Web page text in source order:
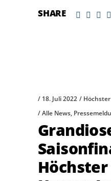
SHARE
18. Juli 2022
Höchster
Alle News,
Höchster